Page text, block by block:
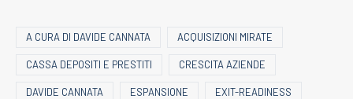
A CURA DI DAVIDE CANNATA ACQUISIZIONI MIRATE
CASSA DEPOSITI E PRESTITI CRESCITA AZIENDE
DAVIDE CANNATA ESPANSIONE EXIT-READINESS